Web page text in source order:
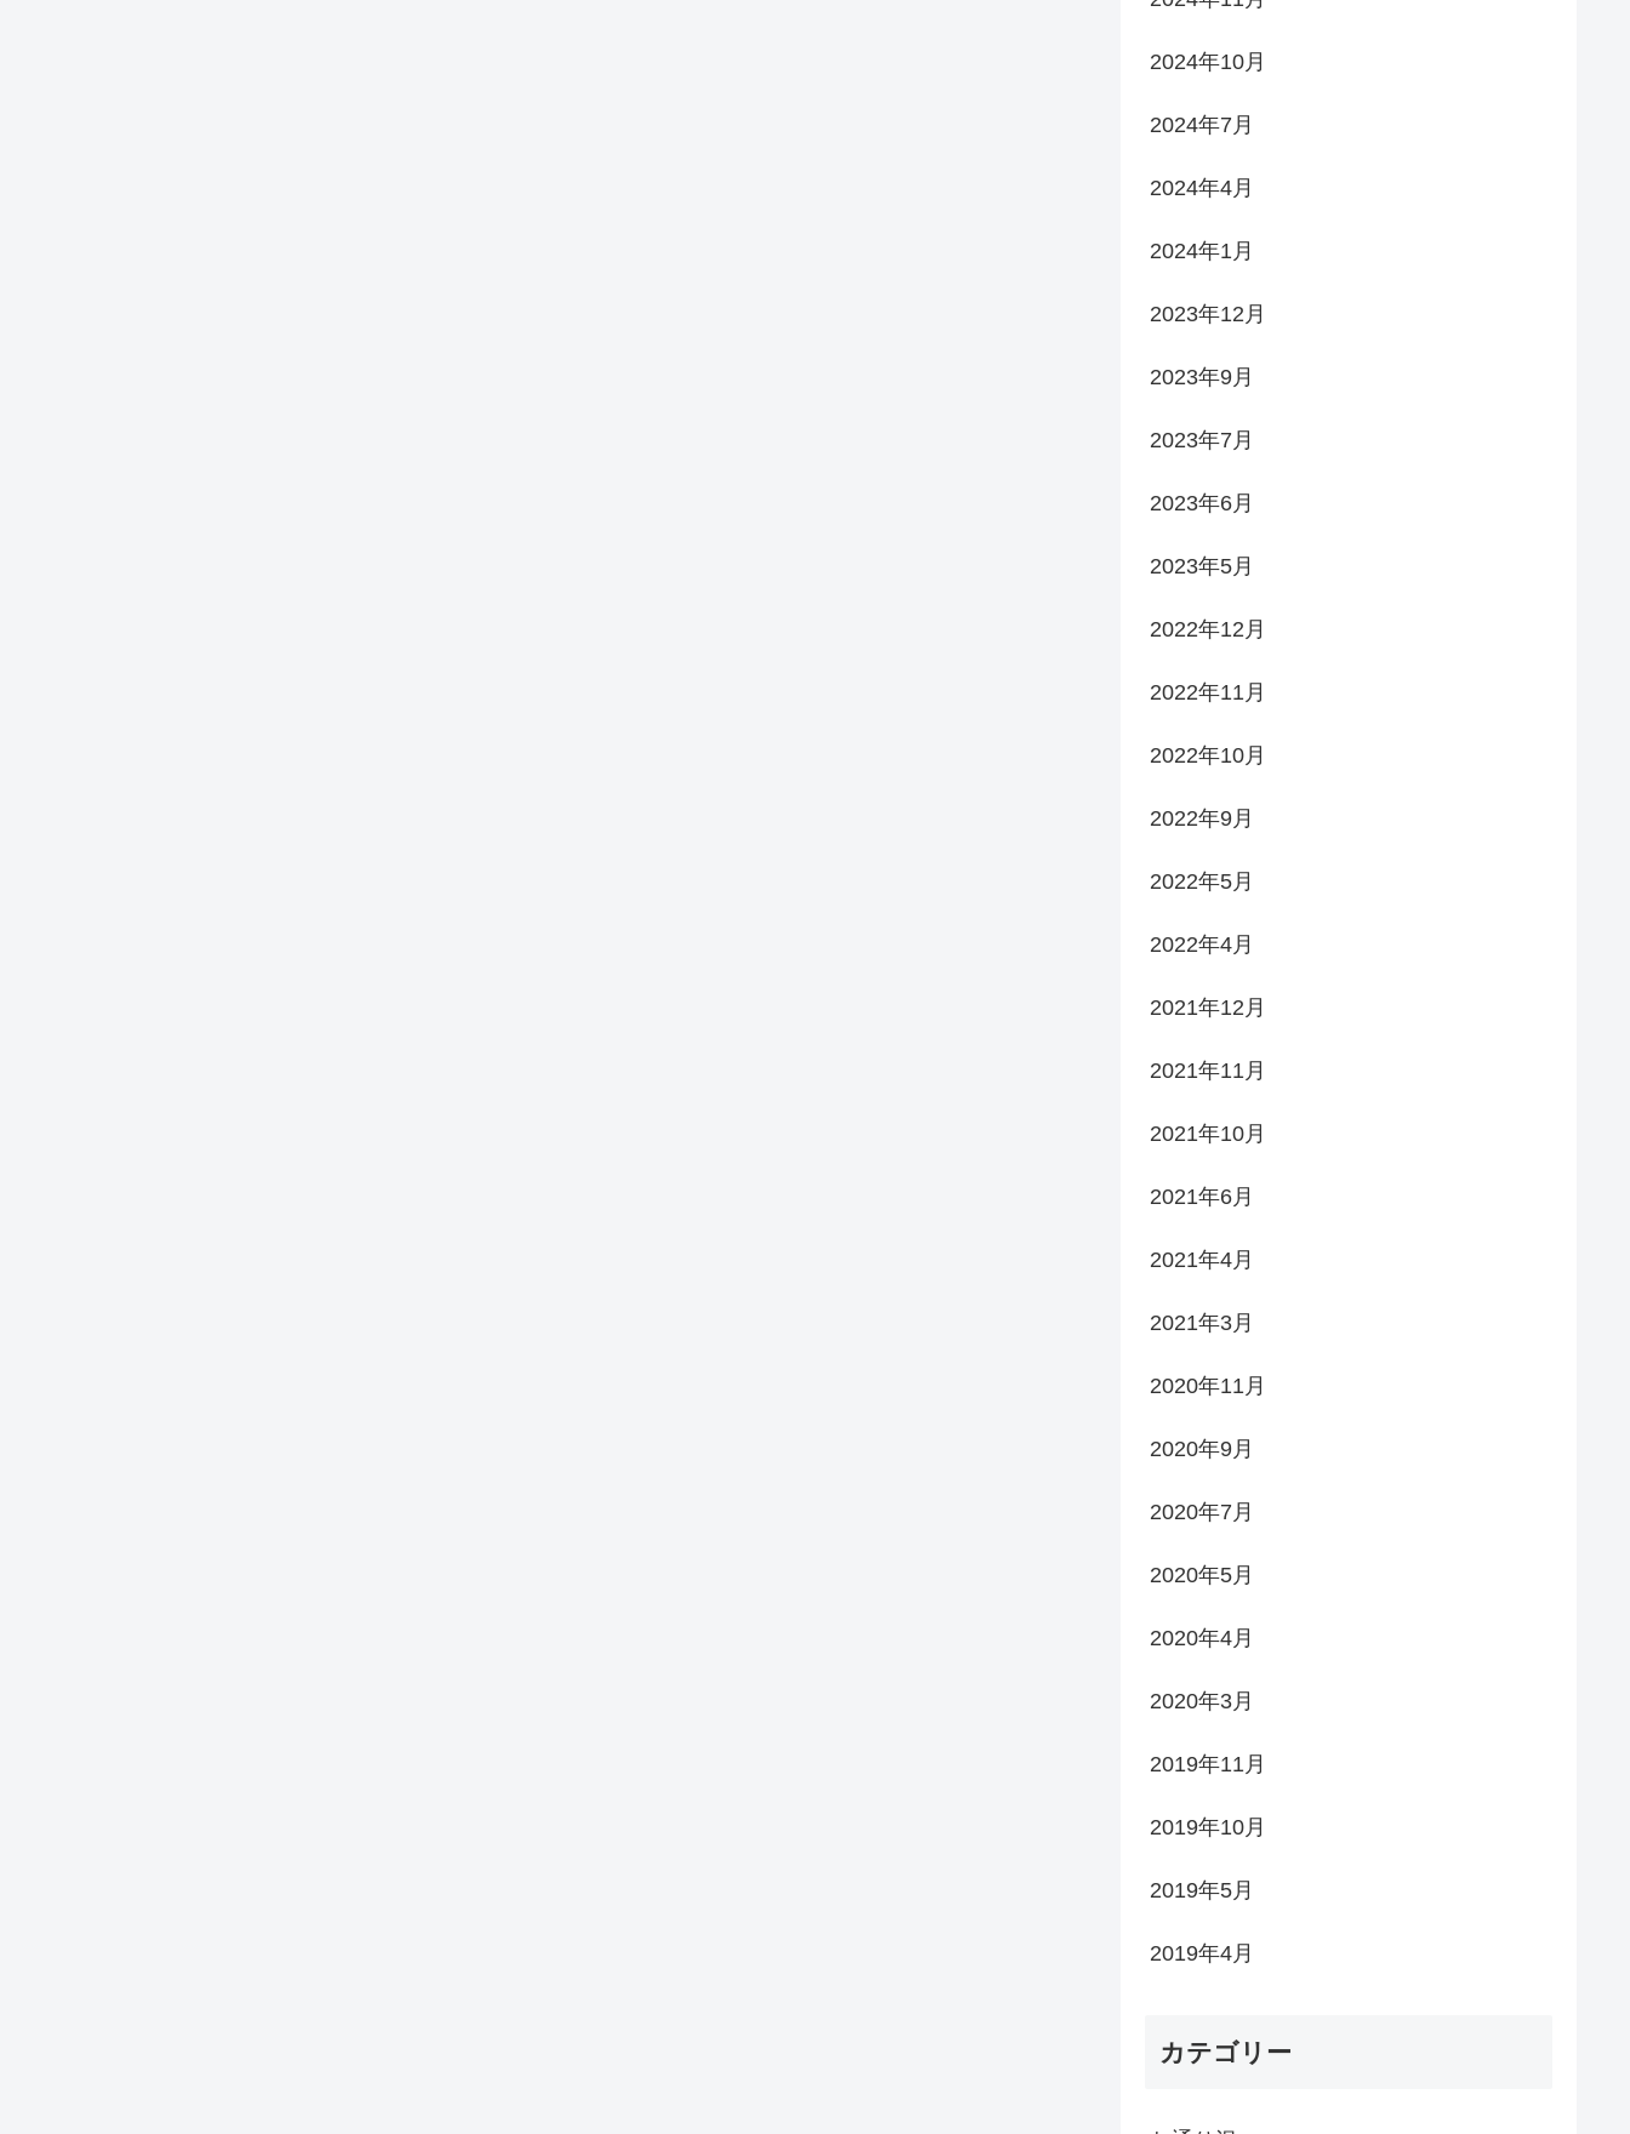
2024年10月
2024年7月
2024年4月
2024年1月
2023年12月
2023年9月
2023年7月
2023年6月
2023年5月
2022年12月
2022年11月
2022年10月
2022年9月
2022年5月
2022年4月
2021年12月
2021年11月
2021年10月
2021年6月
2021年4月
2021年3月
2020年11月
2020年9月
2020年7月
2020年5月
2020年4月
2020年3月
2019年11月
2019年10月
2019年5月
2019年4月
カテゴリー